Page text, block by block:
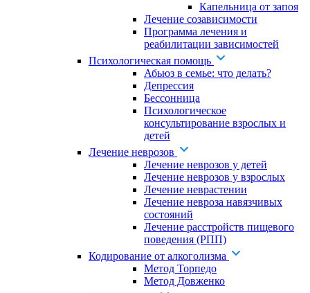
Капельница от запоя
Лечение созависимости
Программа лечения и
реабилитации зависимостей
Психологическая помощь
Абьюз в семье: что делать?
Депрессия
Бессонница
Психологическое
консультирование взрослых и
детей
Лечение неврозов
Лечение неврозов у детей
Лечение неврозов у взрослых
Лечение неврастении
Лечение невроза навязчивых
состояний
Лечение расстройств пищевого
поведения (РПП)
Кодирование от алкоголизма
Метод Торпедо
Метод Довженко